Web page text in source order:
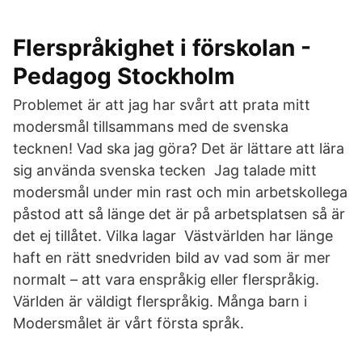
Flerspråkighet i förskolan -
Pedagog Stockholm
Problemet är att jag har svårt att prata mitt
modersmål tillsammans med de svenska
tecknen! Vad ska jag göra? Det är lättare att lära
sig använda svenska tecken Jag talade mitt
modersmål under min rast och min arbetskollega
påstod att så länge det är på arbetsplatsen så är
det ej tillåtet. Vilka lagar Västvärlden har länge
haft en rätt snedvriden bild av vad som är mer
normalt – att vara enspråkig eller flerspråkig.
Världen är väldigt flerspråkig. Många barn i
Modersmålet är vårt första språk.